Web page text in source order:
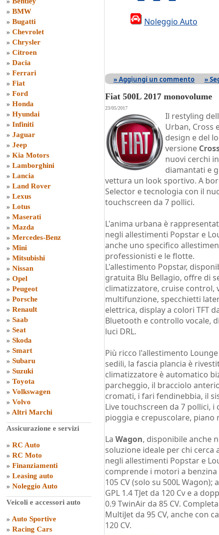
» BMW
» Bugatti
» Chevrolet
» Chrysler
» Citroen
» Dacia
» Ferrari
» Fiat
» Ford
» Honda
» Hyundai
» Infiniti
» Jaguar
» Jeep
» Kia Motors
» Lamborghini
» Lancia
» Land Rover
» Lexus
» Lotus
» Maserati
» Mazda
» Mercedes-Benz
» Mini
» Mitsubishi
» Nissan
» Opel
» Peugeot
» Porsche
» Renault
» Saab
» Seat
» Skoda
» Smart
» Subaru
» Suzuki
» Toyota
» Volkswagen
» Volvo
» Altri Marchi
Assicurazione e servizi
» RC Auto
» RC Moto
» Finanziamenti
» Leasing auto
» Noleggio Auto
Veicoli e accessori auto
» Auto Sportive
» Racing Cars
Noleggio Auto
» Aggiungi un commento »
Fiat 500L 2017 monovolume
23/05/2017
Il restyling
Urban, Cross
design e del
versione
nuovi cerchi
diamantati e
vettura un look sportivo. A
Selector e tecnologia con il
touchscreen da 7 pollici.
L'anima urbana è
negli allestimenti Popstar e
anche uno specifico
professionisti e le flotte.
L'allestimento Popstar,
gratuita Blu Bellagio, offre di
climatizzatore, cruise control,
multifunzione, specchietti
elettrica, display a colori TFT
Bluetooth e controllo vocale,
luci DRL.
Più ricco l'allestimento
sedili, la fascia plancia è
climatizzatore è automatico
parcheggio, il bracciolo
cromati, i fari fendinebbia, il
Live touchscreen da 7 pollici,
pioggia e crepuscolare,
La Wagon, disponibile anche
soluzione ideale per chi cerca
negli allestimenti Popstar e
comprende i motori a benzina
105 CV (solo su 500L
GPL 1.4 TJet da 120 Cv e a
0.9 TwinAir da 85 CV.
MultiJet da 95 CV, anche con
120 CV.